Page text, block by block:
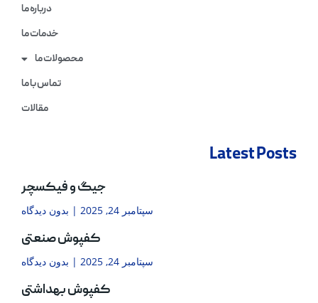
درباره ما
خدمات ما
محصولات ما
تماس با ما
مقالات
Latest Posts
جیگ و فیکسچر
سپتامبر 24, 2025 بدون دیدگاه
کفپوش صنعتی
سپتامبر 24, 2025 بدون دیدگاه
کفپوش بهداشتی